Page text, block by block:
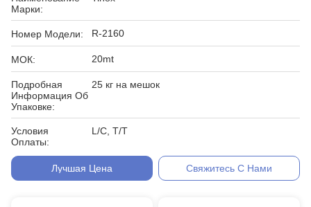
Марки:
Номер Модели: R-2160
МОК: 20mt
Подробная
Информация Об
Упаковке:
25 кг на мешок
Условия
Оплаты:
L/C, T/T
Лучшая Цена Свяжитесь С Нами